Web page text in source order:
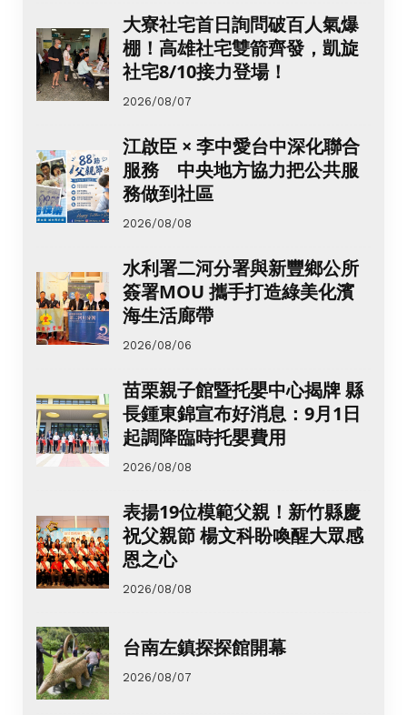
大寮社宅首日詢問破百人氣爆
棚！高雄社宅雙箭齊發，凱旋
社宅8/10接力登場！
2026/08/07
江啟臣 × 李中愛台中深化聯合
服務 中央地方協力把公共服
務做到社區
2026/08/08
水利署二河分署與新豐鄉公所
簽署MOU 攜手打造綠美化濱
海生活廊帶
2026/08/06
苗栗親子館暨托嬰中心揭牌 縣
長鍾東錦宣布好消息：9月1日
起調降臨時托嬰費用
2026/08/08
表揚19位模範父親！新竹縣慶
祝父親節 楊文科盼喚醒大眾感
恩之心
2026/08/08
台南左鎮探探館開幕
2026/08/07